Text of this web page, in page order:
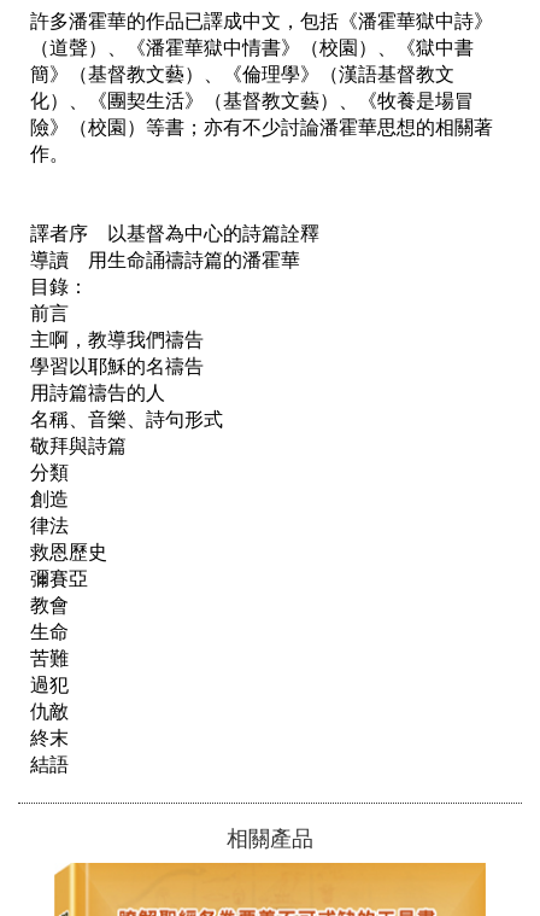
許多潘霍華的作品已譯成中文，包括《潘霍華獄中詩》
（道聲）、《潘霍華獄中情書》（校園）、《獄中書
簡》（基督教文藝）、《倫理學》（漢語基督教文
化）、《團契生活》（基督教文藝）、《牧養是場冒
險》（校園）等書；亦有不少討論潘霍華思想的相關著
作。
譯者序　以基督為中心的詩篇詮釋
導讀　用生命誦禱詩篇的潘霍華
目錄：
前言
主啊，教導我們禱告
學習以耶穌的名禱告
用詩篇禱告的人
名稱、音樂、詩句形式
敬拜與詩篇
分類
創造
律法
救恩歷史
彌賽亞
教會
生命
苦難
過犯
仇敵
終末
結語
相關產品